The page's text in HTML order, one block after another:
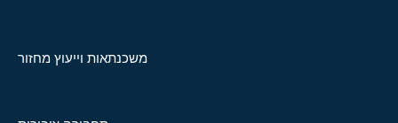
משכנתאות וייעוץ מחזור